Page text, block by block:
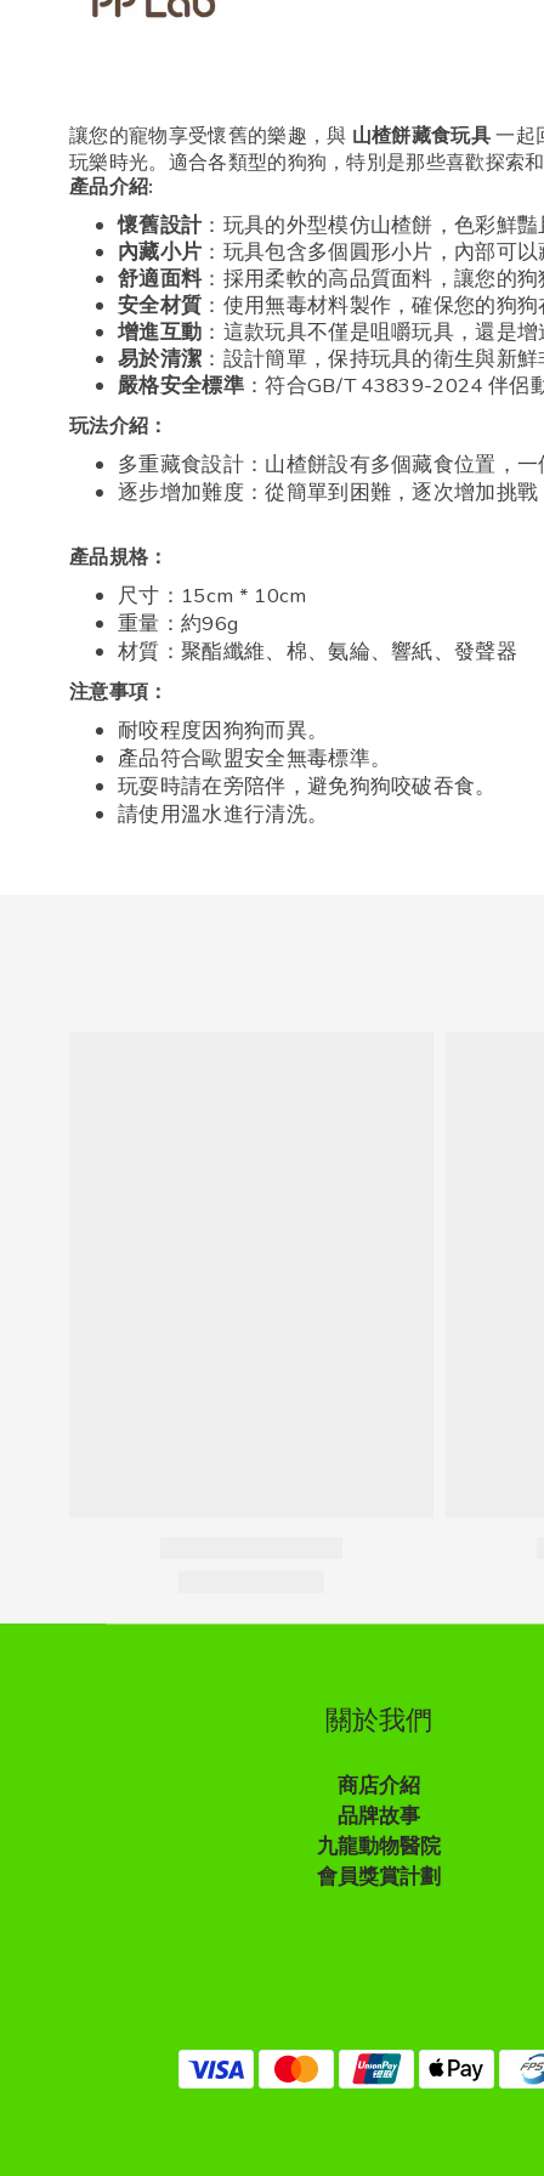
讓您的寵物享受懷舊的樂趣，與 山楂餅藏食玩具一起
玩樂時光。適合各類型的狗狗，特別是那些喜歡探索
產品介紹:
懷舊設計：玩具的外型模仿山楂餅，色彩鮮
內藏小片 ：玩具包含多個圓形小片，內部可
舒適面料：採用柔軟的高品質面料，讓您的
安全材質 ：使用無毒材料製作，確保您的狗
增進互動 ：這款玩具不僅是咀嚼玩具，還是
易於清潔 ：設計簡單，保持玩具的衛生與新
嚴格安全標準：符合GB/T 43839-2024 伴侶
玩法介紹：
多重藏食設計：山楂餅設有多個藏食位置，
逐步增加難度：從簡單到困難，逐次增加挑
產品規格：
尺寸：15cm * 10cm
重量：約96g
材質：聚酯纖維、棉、氨綸、響紙、發聲器
注意事項：
耐咬程度因狗狗而異。
產品符合歐盟安全無毒標準。
玩耍時請在旁陪伴，避免狗狗咬破吞食。
請使用溫水進行清洗。
關於我們
商店介紹
品牌故事
九龍動物醫院
會員獎賞計劃